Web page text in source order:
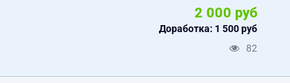
2 000 руб
Доработка: 1 500 руб
82